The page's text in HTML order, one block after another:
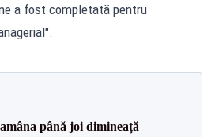
a fost completată pentru
până joi dimineață